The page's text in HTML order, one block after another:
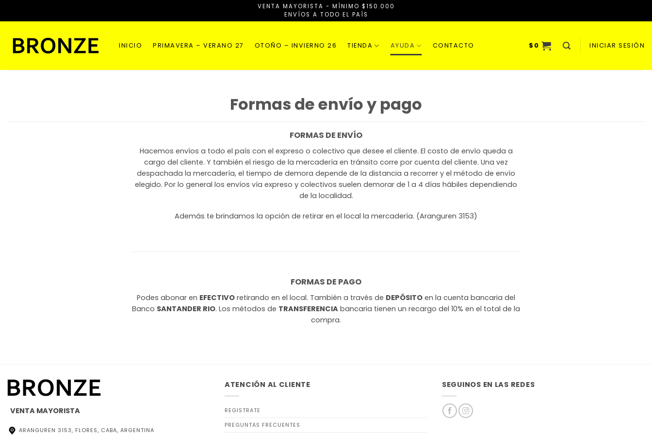
VENTA MAYORISTA - MÍNIMO $150.000
ENVÍOS A TODO EL PAÍS
INICIO PRIMAVERA – VERANO 27 OTOÑO – INVIERNO 26 TIENDA AYUDA CONTACTO $ 0 INICIAR SESIÓN
Formas de envío y pago
FORMAS DE ENVÍO
Hacemos envíos a todo el país con el expreso o colectivo que desee el cliente. El costo de envío queda a
cargo del cliente. Y también el riesgo de la mercadería en tránsito corre por cuenta del cliente. Una vez
despachada la mercadería, el tiempo de demora depende de la distancia a recorrer y el método de envío
elegido. Por lo general los envíos vía expreso y colectivos suelen demorar de 1 a 4 días hábiles dependiendo
de la localidad.
Además te brindamos la opción de retirar en el local la mercadería. (Aranguren 3153)
FORMAS DE PAGO
Podes abonar en EFECTIVO retirando en el local. También a través de DEPÓSITO en la cuenta bancaria del
Banco SANTANDER RIO. Los métodos de TRANSFERENCIA bancaria tienen un recargo del 10% en el total de la
compra.
VENTA MAYORISTA
ARANGUREN 3153, FLORES, CABA, ARGENTINA
ATENCIÓN AL CLIENTE
REGISTRATE
PREGUNTAS FRECUENTES
SEGUINOS EN LAS REDES